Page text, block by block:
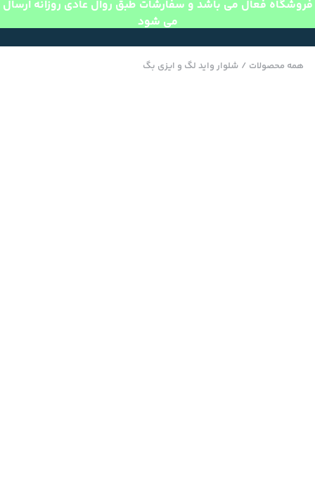
فروشگاه فعال می باشد و سفارشات طبق روال عادی روزانه ارسال
می شود
همه محصولات / شلوار واید لگ و ایزی بگ